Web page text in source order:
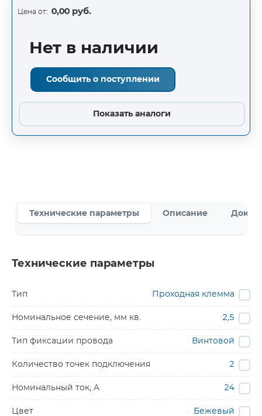
Цена от: 0,00 руб.
Нет в наличии
Сообщить о поступлении
Показать аналоги
Технические параметры Описание
Технические параметры
Тип Проходная клемма
Номинальное сечение, мм кв. 2,5
Тип фиксации провода Винтовой
Количество точек подключения 2
Номинальный ток, A 24
Цвет Бежевый